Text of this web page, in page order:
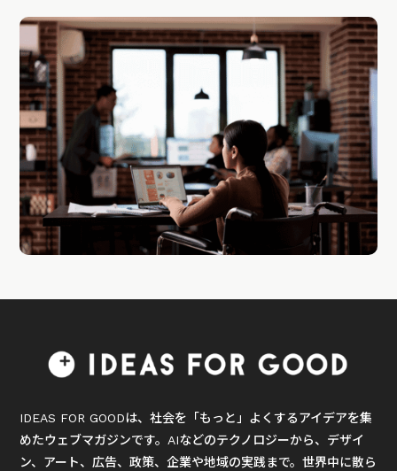
IDEAS FOR GOODは、社会を「もっと」よくするアイデアを集
めたウェブマガジンです。AIなどのテクノロジーから、デザイ
ン、アート、広告、政策、企業や地域の実践まで。世界中に散ら